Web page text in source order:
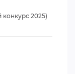
2025)